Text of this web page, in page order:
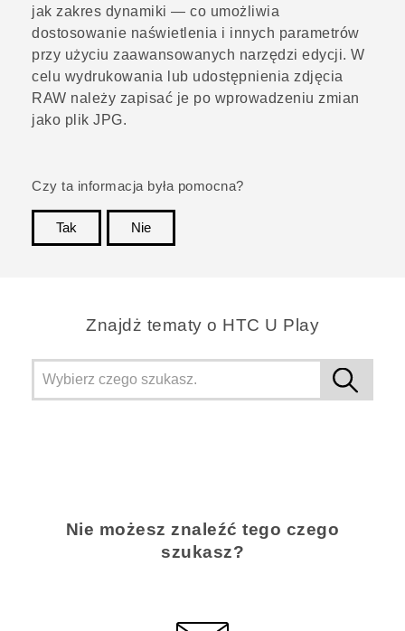
jak zakres dynamiki — co umożliwia
dostosowanie naświetlenia i innych parametrów
przy użyciu zaawansowanych narzędzi edycji. W
celu wydrukowania lub udostępnienia zdjęcia
RAW należy zapisać je po wprowadzeniu zmian
jako plik JPG.
Czy ta informacja była pomocna?
Tak
Nie
Znajdż tematy o HTC U Play
Nie możesz znaleźć tego czego
szukasz?